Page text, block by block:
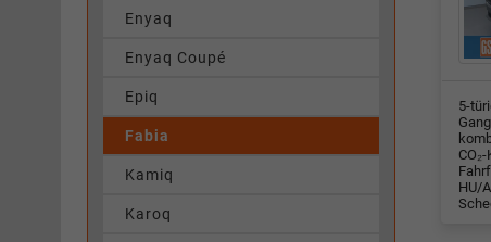
5-
HU/
Enyaq
Enyaq Coupé
Epiq
Fabia
Kamiq
Karoq